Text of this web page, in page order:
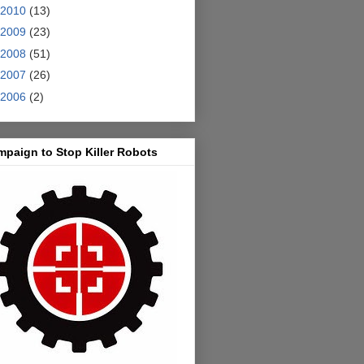
2010 (13)
2009 (23)
2008 (51)
2007 (26)
2006 (2)
to Stop Killer Robots